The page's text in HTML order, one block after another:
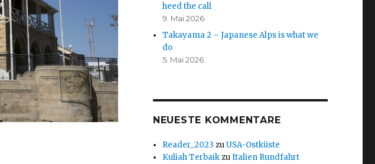
heed the call
9. Mai 2026
Takayama 2 – Japanese Alps is what we
do
5. Mai 2026
NEUESTE KOMMENTARE
Reader_2023 zuUSA-Ostküste
Kuliah TerbaikzuItalien Rundfahrt